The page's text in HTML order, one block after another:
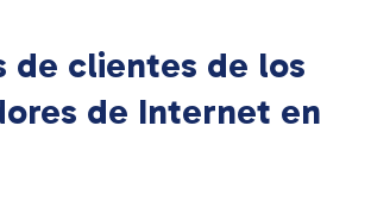
de clientes de los
de Internet en